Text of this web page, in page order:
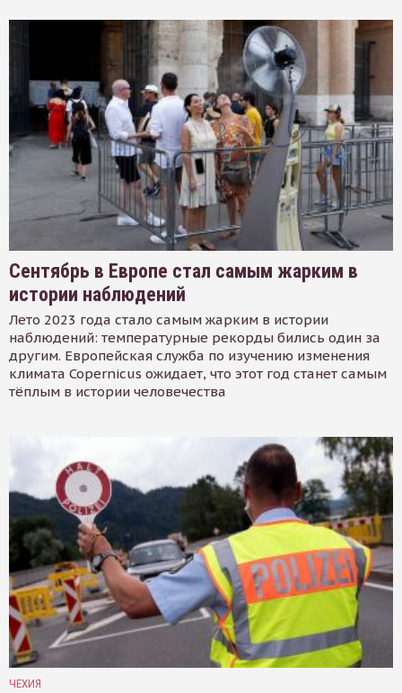
Сентябрь в Европе стал самым жарким в
истории наблюдений
Лето 2023 года стало самым жарким в истории
наблюдений: температурные рекорды бились один за
другим. Европейская служба по изучению изменения
климата Copernicus ожидает, что этот год станет самым
тёплым в истории человечества
ЧЕХИЯ